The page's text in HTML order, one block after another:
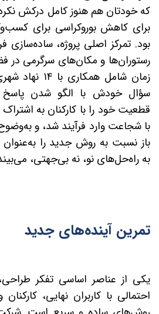
که خودتان هم هنوز کامل درکش
برای کاهش بوروکراسی برای
بود. تمرکز اصلی پروژه، ساده‌سازی
رستوران‌ها و مکان‌های سرگرمی در
زمان شامل
سؤال خودش با الگو شدن
قطعیت خود را با کارکنان به
با شجاعت وارد فرآیند شد، و
باز نسبت به روش جدید را
به راه‌حل‌های نو، نه بی‌جهتی،
تمرین آینده‌های جدید
یکی از عناصر اساسی تفکر
احتمالی با کاربران نهایی،